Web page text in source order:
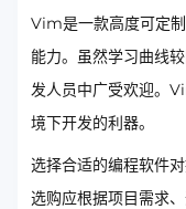
Vim是一款高度可定
能力。虽然学习曲线
发人员中广受欢迎。
境下开发的利器。
选择合适的编程软件
选购应根据项目需求